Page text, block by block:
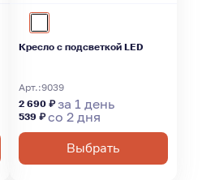
Кресло с подсветкой LED
Арт.:9039
2 690 ₽ за 1 день
539 ₽со 2 дня
Выбрать